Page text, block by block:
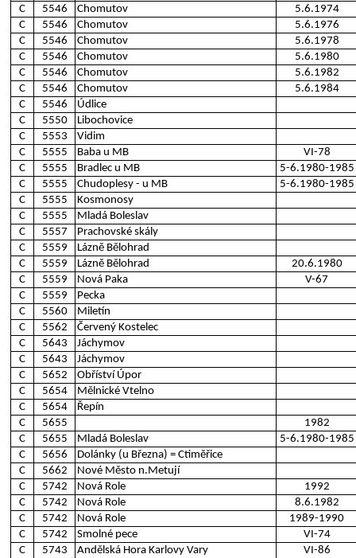
C
5546 Chomutov
5.6.1974
C
5546 Chomutov
5.6.1976
C
5546 Chomutov
5.6.1978
C
5546 Chomutov
5.6.1980
C
5546 Chomutov
5.6.1982
C
5546 Chomutov
5.6.1984
C
5546
Údlice
C
5550
Libochovice
C
5553
Vidim
C
5555 Baba u MB
VI-78
C
5555 Bradlec u MB
5-6.1980-1985
C
5555 Chudoplesy - u MB
5-6.1980-1985
C
5555
Kosmonosy
C
5555
Mladá Boleslav
C
5557
Prachovské skály
C
5559
Lázně Bělohrad
C
5559 Lázně Bělohrad
20.6.1980
C
5559 Nová Paka
V-67
C
5559
Pecka
C
5560
Miletín
C
5562
Červený Kostelec
C
5643
Jáchymov
C
5643
Jáchymov
C
5652
Obříství Úpor
C
5654
Mělnické Vtelno
C
5654
Řepín
C
5655
1982
C
5655 Mladá Boleslav
5-6.1980-1985
C
5656
Dolánky (u Března) = Ctiměřice
C
5662
Nové Město n.Metují
C
5742 Nová Role
1992
C
5742 Nová Role
8.6.1982
C
5742 Nová Role
1989-1990
C
5742 Smolné pece
VI-74
C
5743 Andělská Hora Karlovy Vary
VI-86